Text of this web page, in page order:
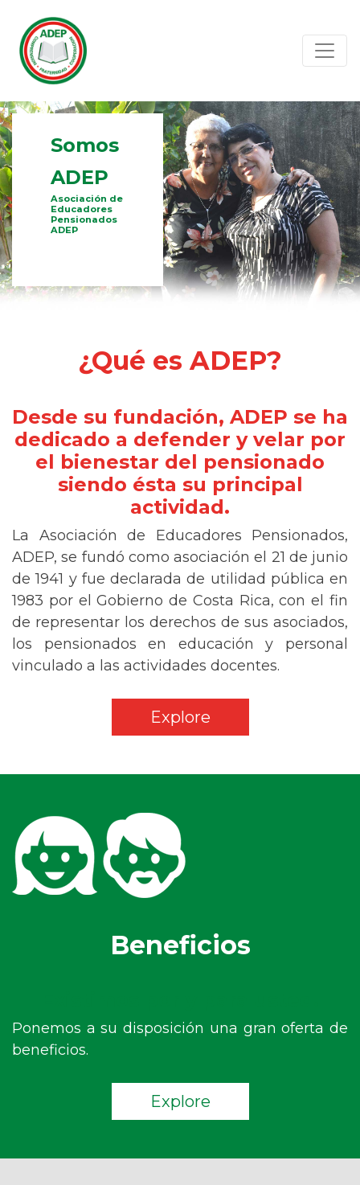
Somos
ADEP
Asociación de
Educadores
Pensionados
ADEP
¿Qué es ADEP?
Desde su fundación, ADEP se ha
dedicado a defender y velar por
el bienestar del pensionado
siendo ésta su principal
actividad.
La Asociación de Educadores Pensionados,
ADEP, se fundó como asociación el 21 de junio
de 1941 y fue declarada de utilidad pública en
1983 por el Gobierno de Costa Rica, con el fin
de representar los derechos de sus asociados,
los pensionados en educación y personal
vinculado a las actividades docentes.
Explore
Beneficios
Ponemos a su disposición una gran oferta de
beneficios.
Explore